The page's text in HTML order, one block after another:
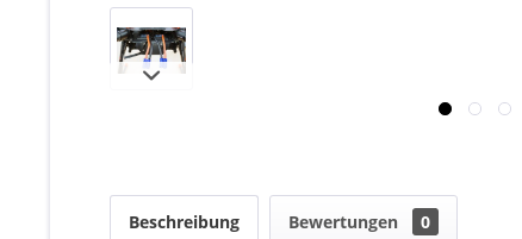
Beschreibung Bewertungen 0